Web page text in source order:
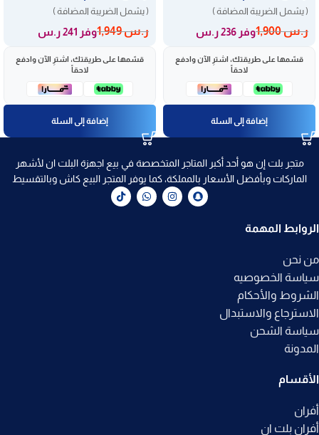
( يشمل الضريبة المضافة )
ر.س1,900 وفر 236 ر.س
قسّمها على طريقتك، اشترِ الآن وادفع
لاحقاً
إضافة إلى السلة
( يشمل الضريبة المضافة )
ر.س1,949 وفر 241 ر.س
قسّمها على طريقتك، اشترِ الآن وادفع
لاحقاً
إضافة إلى السلة
متجر بلت إن هو أحد أكبر المتاجر المتخصصة في بيع اجهزة البلت ان لأشهر
الماركات وبأفضل الأسعار بالمملكة، كما يوفر المتجر البيع كاش وبالتقسيط
الروابط المهمة
من نحن
سياسة الخصوصيه
الشروط والأحكام
الاسترجاع والاستبدال
سياسة الشحن
المدونة
الأقسام
أفران
أفران بلت ان